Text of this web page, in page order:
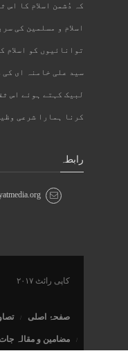
کہ دُشمن اسلام کا اس
اسلام و مسلمین کی
توانائیوں کو اسلام
سید علی خامنہ ای کی
لبیک کہتے ہوئے اس
کرنا ہمارا شرعی
رابطہ
کاپی رائٹ ۲۰۱۷
صفحۂ اصلی
مضامین و مقالہ جات